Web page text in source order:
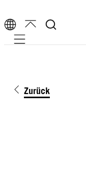
Mobile
Zurück